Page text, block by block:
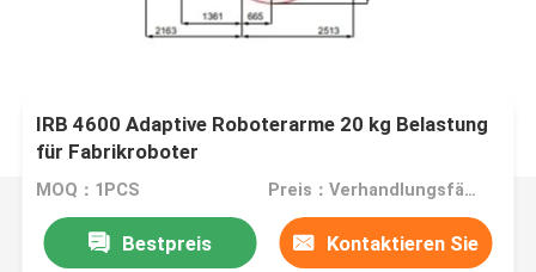
IRB 4600 Adaptive Roboterarme 20 kg Belastung
für Fabrikroboter
MOQ：1PCS Preis：Verhandlungsfähig
Bestpreis Kontaktieren Sie